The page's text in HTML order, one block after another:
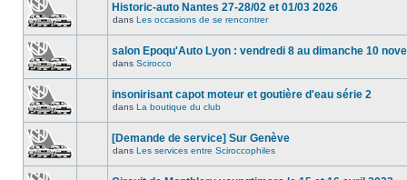
Historic-auto Nantes 27-28/02 et 01/03 2026
dans Les occasions de se rencontrer
salon Epoqu'Auto Lyon : vendredi 8 au dimanche 10
dans Scirocco
insonirisant capot moteur et goutière d'eau série 2
dans La boutique du club
[Demande de service] Sur Genève
dans Les services entre Sciroccophiles